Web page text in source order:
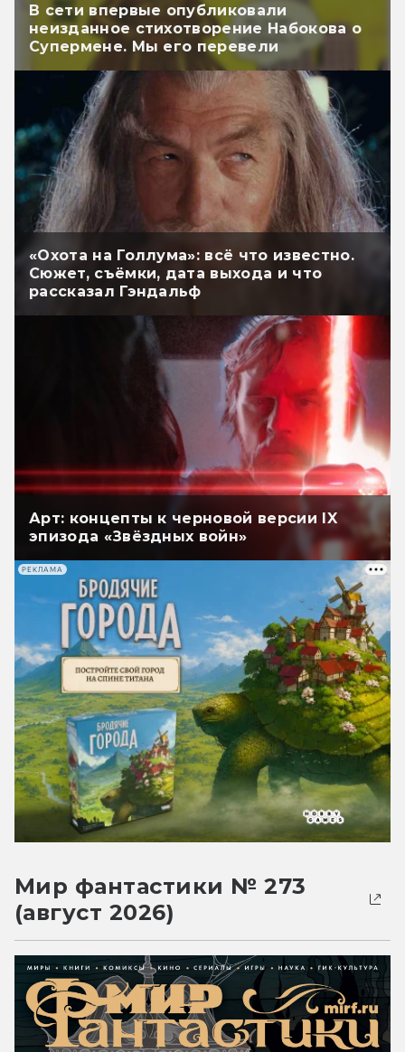
В сети впервые опубликовали
неизданное стихотворение Набокова о
Супермене. Мы его перевели
«Охота на Голлума»: всё что известно.
Сюжет, съёмки, дата выхода и что
рассказал Гэндальф
Арт: концепты к черновой версии IX
эпизода «Звёздных войн»
РЕКЛАМА
Мир фантастики № 273
(август 2026)